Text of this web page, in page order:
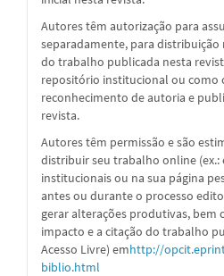
Autores têm autorização para
separadamente, para distribuição
do trabalho publicada nesta
repositório institucional ou como
reconhecimento de autoria e
revista.
Autores têm permissão e são
distribuir seu trabalho online
institucionais ou na sua página
antes ou durante o processo
gerar alterações produtivas, bem
impacto e a citação do trabalho
Acesso Livre) emhttp://
biblio.html